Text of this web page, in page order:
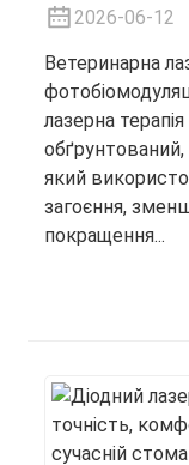
2026-06-12
Ветеринарна
лазерна
обґрунтований,
який
загоєння,
покращення...